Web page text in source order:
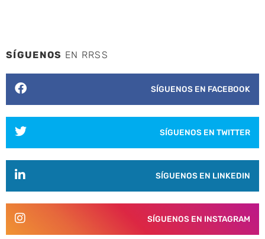
SÍGUENOS EN RRSS
SÍGUENOS EN FACEBOOK
SÍGUENOS EN TWITTER
SÍGUENOS EN LINKEDIN
SÍGUENOS EN INSTAGRAM